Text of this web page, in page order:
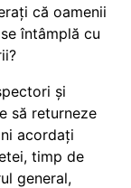
că oamenii
întâmplă cu
și
să returneze
acordați
timp de
general,